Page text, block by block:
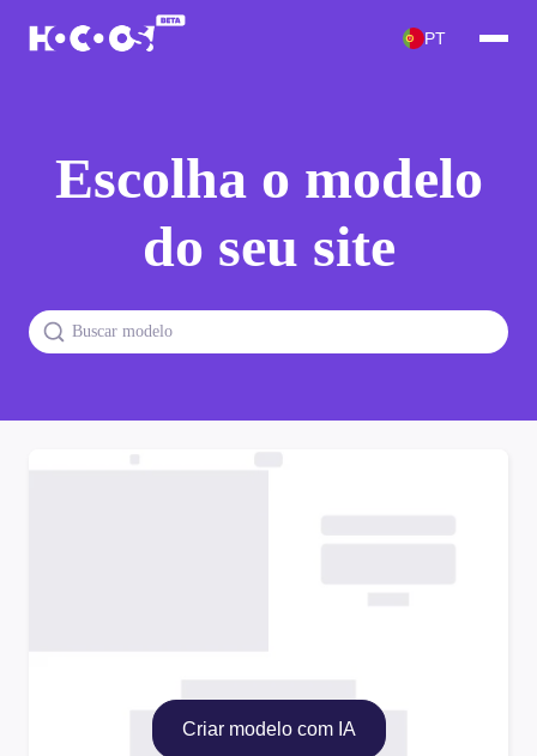
PT
Escolha o modelo
do seu site
Criar modelo com IA